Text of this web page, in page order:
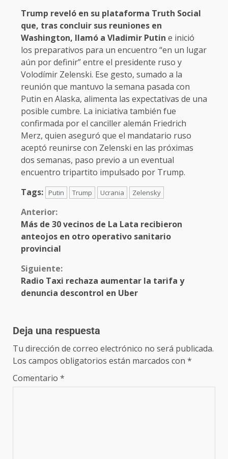
Trump reveló en su plataforma Truth Social
que, tras concluir sus reuniones en
Washington, llamó a Vladimir Putin e inició
los preparativos para un encuentro “en un lugar
aún por definir” entre el presidente ruso y
Volodímir Zelenski. Ese gesto, sumado a la
reunión que mantuvo la semana pasada con
Putin en Alaska, alimenta las expectativas de una
posible cumbre. La iniciativa también fue
confirmada por el canciller alemán Friedrich
Merz, quien aseguró que el mandatario ruso
aceptó reunirse con Zelenski en las próximas
dos semanas, paso previo a un eventual
encuentro tripartito impulsado por Trump.
Tags:
Putin Trump Ucrania Zelensky
Anterior:
Más de 30 vecinos de La Lata recibieron
anteojos en otro operativo sanitario
provincial
Siguiente:
Radio Taxi rechaza aumentar la tarifa y
denuncia descontrol en Uber
Deja una respuesta
Tu dirección de correo electrónico no será publicada.
Los campos obligatorios están marcados con *
Comentario *